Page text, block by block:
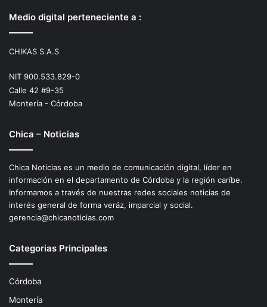
Medio digital perteneciente a :
CHIKAS S.A.S
NIT 900.533.829-0
Calle 42 #9-35
Montería - Córdoba
Chica – Noticias
Chica Noticias es un medio de comunicación digital, líder en
información en el departamento de Córdoba y la región caríbe.
Informamos a través de nuestras redes sociales noticias de
interés general de forma veráz, imparcial y social.
gerencia@chicanoticias.com
Categorias Principales
Córdoba
Montería